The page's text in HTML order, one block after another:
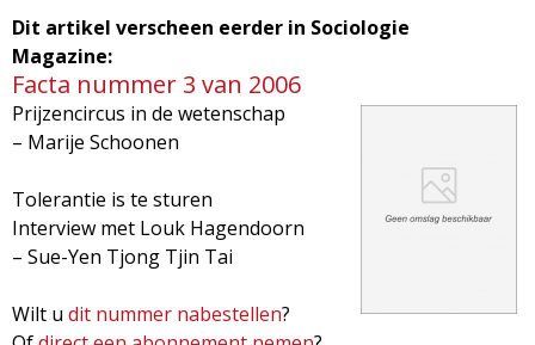
Dit artikel verscheen eerder in Sociologie
Magazine:
Facta nummer 3 van 2006
Prijzencircus in de wetenschap
– Marije Schoonen
Tolerantie is te sturen
Interview met Louk Hagendoorn
– Sue-Yen Tjong Tjin Tai
Wilt u dit nummer nabestellen?